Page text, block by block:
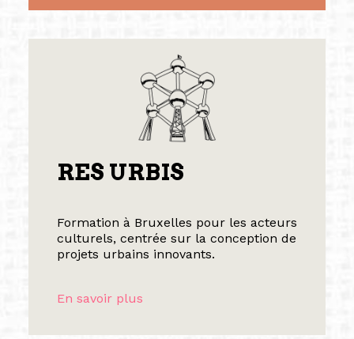
RES URBIS
Formation à Bruxelles pour les acteurs
culturels, centrée sur la conception de
projets urbains innovants.
En savoir plus